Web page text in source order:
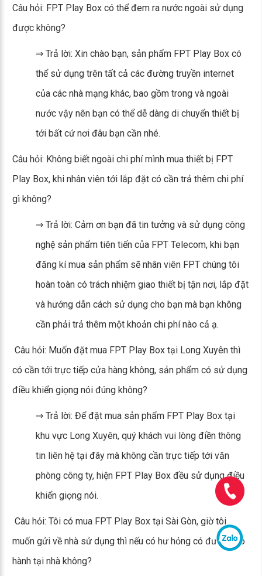
Câu hỏi: FPT Play Box có thể đem ra nước ngoài sử dụng
được không?
⇒ Trả lời: Xin chào bạn, sản phẩm FPT Play Box có
thể sử dụng trên tất cả các đường truyền internet
của các nhà mạng khác, bao gồm trong và ngoài
nước vậy nên bạn có thể dễ dàng di chuyển thiết bị
tới bất cứ nơi đâu bạn cần nhé.
Câu hỏi: Không biết ngoài chi phí mình mua thiết bị FPT
Play Box, khi nhân viên tới lắp đặt có cần trả thêm chi phí
gì không?
⇒ Trả lời: Cảm ơn bạn đã tin tưởng và sử dụng công
nghệ sản phẩm tiên tiến của FPT Telecom, khi bạn
đăng kí mua sản phẩm sẽ nhân viên FPT chúng tôi
hoàn toàn có trách nhiệm giao thiết bị tận nơi, lắp đặt
và hướng dẫn cách sử dụng cho bạn mà bạn không
cần phải trả thêm một khoản chi phí nào cả ạ.
Câu hỏi: Muốn đặt mua FPT Play Box tại Long Xuyên thì
có cần tới trực tiếp cửa hàng không, sản phẩm có sử dụng
điều khiển giọng nói đúng không?
⇒ Trả lời: Để đặt mua sản phẩm FPT Play Box tại
khu vực Long Xuyên, quý khách vui lòng điền thông
tin liên hệ tại đây mà không cần trực tiếp tới văn
phòng công ty, hiện FPT Play Box đều sử dụng điều
khiển giọng nói.
Câu hỏi: Tôi có mua FPT Play Box tại Sài Gòn, giờ tôi
muốn gửi về nhà sử dụng thì nếu có hư hỏng có được bảo
hành tại nhà không?